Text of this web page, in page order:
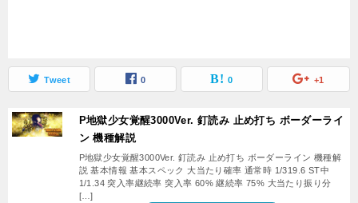
Tweet 0 0 +1
P地獄少女覚醒3000Ver. 釘読み 止め打ち ボーダーライ
ン 機種解説
P地獄少女覚醒3000Ver. 釘読み 止め打ち ボーダーライン 機種解
説 基本情報 基本スペック 大当たり確率 通常時 1/319.6 ST中
1/1.34 突入率継続率 突入率 60% 継続率 75% 大当たり振り分
[…]